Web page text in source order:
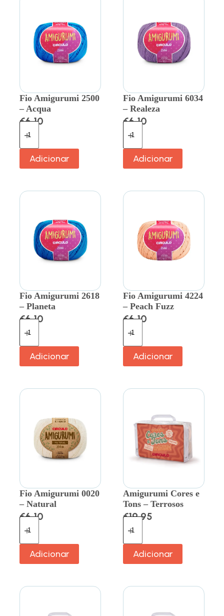
Fio Amigurumi 2500
– Acqua
€6.10
Adicionar
Fio Amigurumi 6034
– Realeza
€6.10
Adicionar
Fio Amigurumi 2618
– Planeta
€6.10
Adicionar
Fio Amigurumi 4224
– Peach Fuzz
€6.10
Adicionar
Fio Amigurumi 0020
– Natural
€6.10
Adicionar
Amigurumi Cores e
Tons – Terrosos
€19.95
Adicionar